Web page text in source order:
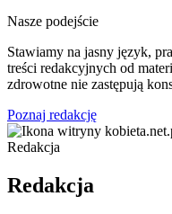
Nasze podejście
Stawiamy na jasny język,
treści redakcyjnych od
zdrowotne nie zastępują
Poznaj redakcję
Redakcja
Redakcja